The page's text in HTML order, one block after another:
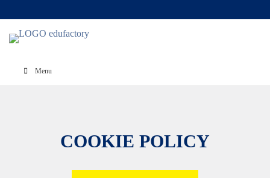
Menu
COOKIE POLICY